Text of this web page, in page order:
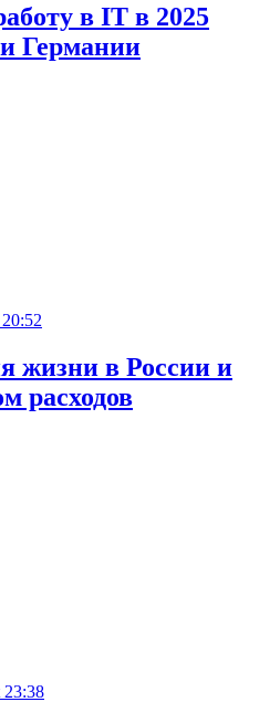
в IT в 2025
Германии
жизни в России и
расходов
23:38